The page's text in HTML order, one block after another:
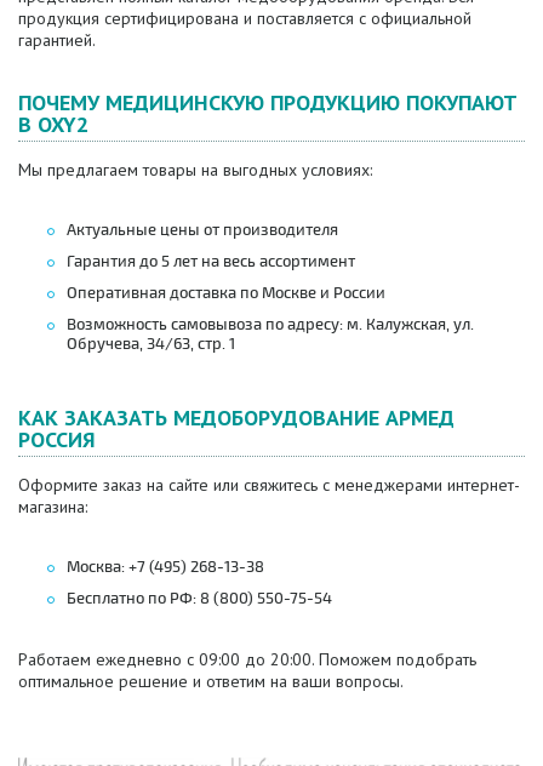
продукция сертифицирована и поставляется с официальной
гарантией.
ПОЧЕМУ МЕДИЦИНСКУЮ ПРОДУКЦИЮ ПОКУПАЮТ
В OXY2
Мы предлагаем товары на выгодных условиях:
Актуальные цены от производителя
Гарантия до 5 лет на весь ассортимент
Оперативная доставка по Москве и России
Возможность самовывоза по адресу: м. Калужская, ул.
Обручева, 34/63, стр. 1
КАК ЗАКАЗАТЬ МЕДОБОРУДОВАНИЕ АРМЕД
РОССИЯ
Оформите заказ на сайте или свяжитесь с менеджерами интернет-
магазина:
Москва: +7 (495) 268-13-38
Бесплатно по РФ: 8 (800) 550-75-54
Работаем ежедневно с 09:00 до 20:00. Поможем подобрать
оптимальное решение и ответим на ваши вопросы.